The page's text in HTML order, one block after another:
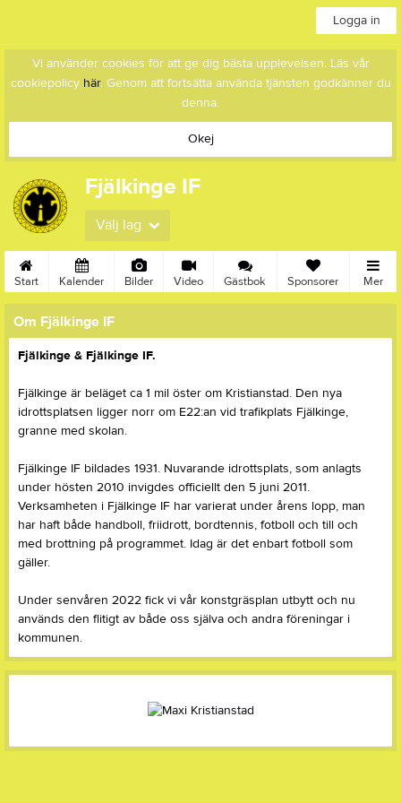
Logga in
Vi använder cookies för att ge dig bästa upplevelsen. Läs vår
cookiepolicy här. Genom att fortsätta använda tjänsten godkänner du
denna.
Okej
Fjälkinge IF
Välj lag
Start Kalender Bilder Video Gästbok Sponsorer Mer
Om Fjälkinge IF
Fjälkinge & Fjälkinge IF.
Fjälkinge är beläget ca 1 mil öster om Kristianstad. Den nya
idrottsplatsen ligger norr om E22:an vid trafikplats Fjälkinge,
granne med skolan.
Fjälkinge IF bildades 1931. Nuvarande idrottsplats, som anlagts
under hösten 2010 invigdes officiellt den 5 juni 2011.
Verksamheten i Fjälkinge IF har varierat under årens lopp, man
har haft både handboll, friidrott, bordtennis, fotboll och till och
med brottning på programmet. Idag är det enbart fotboll som
gäller.
Under senvåren 2022 fick vi vår konstgräsplan utbytt och nu
används den flitigt av både oss själva och andra föreningar i
kommunen.